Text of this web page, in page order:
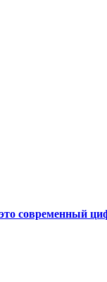
современный